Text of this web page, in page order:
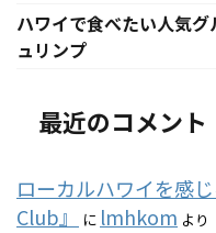
ハワイで食べたい人気
ュリンプ
最近のコメント
ローカルハワイを感
Club』
に lmhkom より